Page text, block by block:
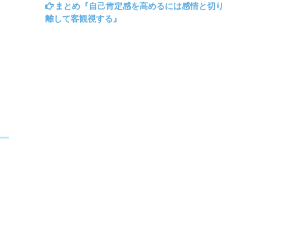
まとめ『自己肯定感を高めるには感情と切り
離して客観視する』